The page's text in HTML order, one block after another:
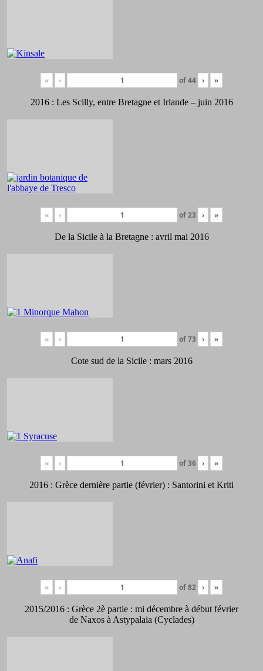
« ‹ of44 › »
2016 : Les Scilly, entre Bretagne et Irlande – juin 2016
« ‹ of23 › »
De la Sicile à la Bretagne : avril mai 2016
« ‹ of73 › »
Cote sud de la Sicile : mars 2016
« ‹ of36 › »
2016 : Grèce dernière partie (février) : Santorini et Kriti
« ‹ of82 › »
2015/2016 : Grèce 2è partie : mi décembre à début février
de Naxos à Astypalaia (Cyclades)